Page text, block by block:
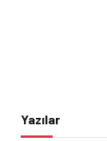
Yazılar